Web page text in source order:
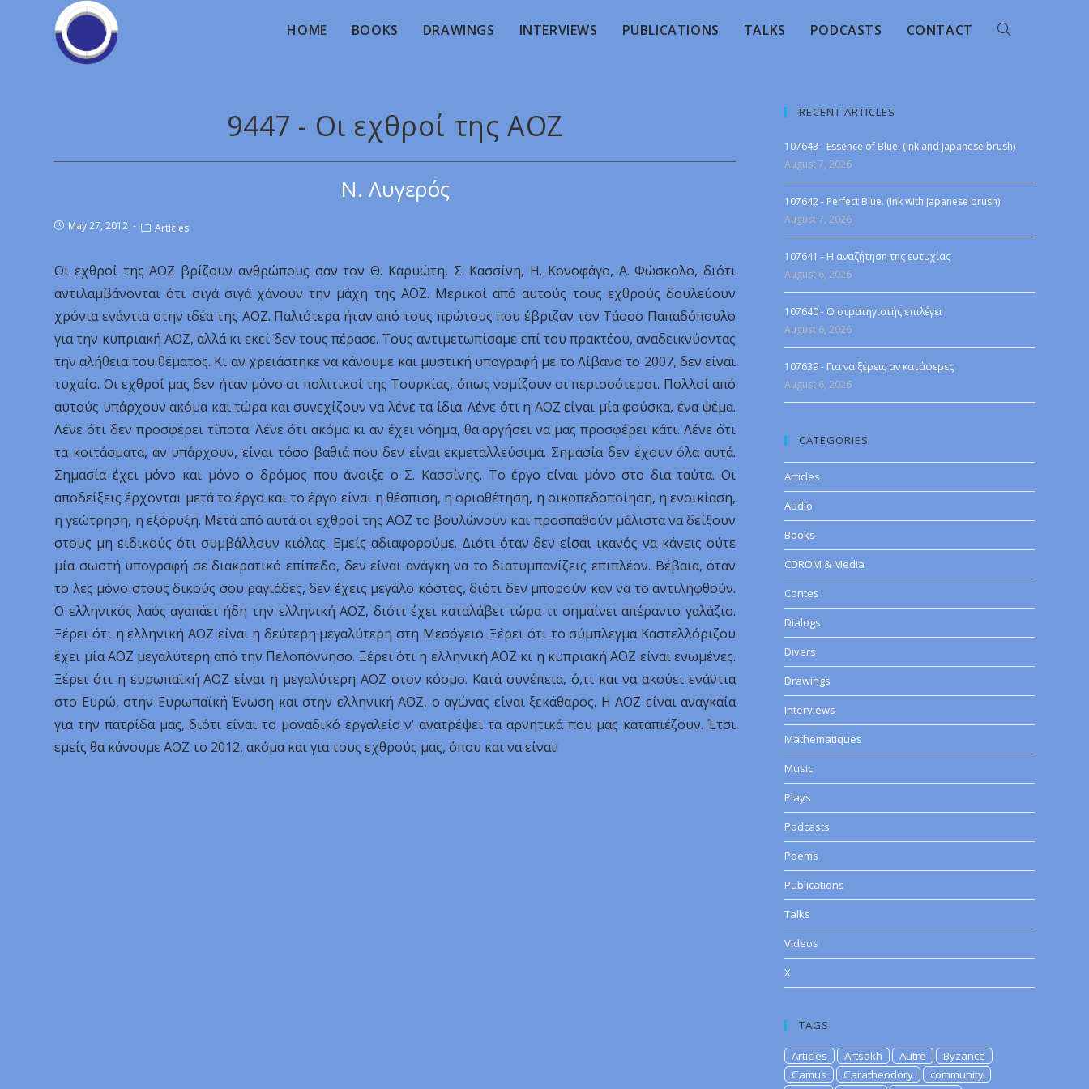
HOME BOOKS DRAWINGS INTERVIEWS PUBLICATIONS TALKS PODCASTS CONTACT
9447 - Οι εχθροί της ΑΟΖ
Ν. Λυγερός
May 27, 2012 Articles
Οι εχθροί της ΑΟΖ βρίζουν ανθρώπους σαν τον Θ. Καρυώτη, Σ. Κασσίνη, Η. Κονοφάγο, Α. Φώσκολο, διότι
αντιλαμβάνονται ότι σιγά σιγά χάνουν την μάχη της ΑΟΖ. Μερικοί από αυτούς τους εχθρούς δουλεύουν
χρόνια ενάντια στην ιδέα της ΑΟΖ. Παλιότερα ήταν από τους πρώτους που έβριζαν τον Τάσσο Παπαδόπουλο
για την κυπριακή ΑΟΖ, αλλά κι εκεί δεν τους πέρασε. Τους αντιμετωπίσαμε επί του πρακτέου, αναδεικνύοντας
την αλήθεια του θέματος. Κι αν χρειάστηκε να κάνουμε και μυστική υπογραφή με το Λίβανο το 2007, δεν είναι
τυχαίο. Οι εχθροί μας δεν ήταν μόνο οι πολιτικοί της Τουρκίας, όπως νομίζουν οι περισσότεροι. Πολλοί από
αυτούς υπάρχουν ακόμα και τώρα και συνεχίζουν να λένε τα ίδια. Λένε ότι η ΑΟΖ είναι μία φούσκα, ένα ψέμα.
Λένε ότι δεν προσφέρει τίποτα. Λένε ότι ακόμα κι αν έχει νόημα, θα αργήσει να μας προσφέρει κάτι. Λένε ότι
τα κοιτάσματα, αν υπάρχουν, είναι τόσο βαθιά που δεν είναι εκμεταλλεύσιμα. Σημασία δεν έχουν όλα αυτά.
Σημασία έχει μόνο και μόνο ο δρόμος που άνοιξε ο Σ. Κασσίνης. Το έργο είναι μόνο στο δια ταύτα. Οι
αποδείξεις έρχονται μετά το έργο και το έργο είναι η θέσπιση, η οριοθέτηση, η οικοπεδοποίηση, η ενοικίαση,
η γεώτρηση, η εξόρυξη. Μετά από αυτά οι εχθροί της ΑΟΖ το βουλώνουν και προσπαθούν μάλιστα να δείξουν
στους μη ειδικούς ότι συμβάλλουν κιόλας. Εμείς αδιαφορούμε. Διότι όταν δεν είσαι ικανός να κάνεις ούτε
μία σωστή υπογραφή σε διακρατικό επίπεδο, δεν είναι ανάγκη να το διατυμπανίζεις επιπλέον. Βέβαια, όταν
το λες μόνο στους δικούς σου ραγιάδες, δεν έχεις μεγάλο κόστος, διότι δεν μπορούν καν να το αντιληφθούν.
Ο ελληνικός λαός αγαπάει ήδη την ελληνική ΑΟΖ, διότι έχει καταλάβει τώρα τι σημαίνει απέραντο γαλάζιο.
Ξέρει ότι η ελληνική ΑΟΖ είναι η δεύτερη μεγαλύτερη στη Μεσόγειο. Ξέρει ότι το σύμπλεγμα Καστελλόριζου
έχει μία ΑΟΖ μεγαλύτερη από την Πελοπόννησο. Ξέρει ότι η ελληνική ΑΟΖ κι η κυπριακή ΑΟΖ είναι ενωμένες.
Ξέρει ότι η ευρωπαϊκή ΑΟΖ είναι η μεγαλύτερη ΑΟΖ στον κόσμο. Κατά συνέπεια, ό,τι και να ακούει ενάντια
στο Ευρώ, στην Ευρωπαϊκή Ένωση και στην ελληνική ΑΟΖ, ο αγώνας είναι ξεκάθαρος. Η ΑΟΖ είναι αναγκαία
για την πατρίδα μας, διότι είναι το μοναδικό εργαλείο ν’ ανατρέψει τα αρνητικά που μας καταπιέζουν. Έτσι
εμείς θα κάνουμε ΑΟΖ το 2012, ακόμα και για τους εχθρούς μας, όπου και να είναι!
RECENT ARTICLES
107643 - Essence of Blue. (Ink and Japanese brush)
August 7, 2026
107642 - Perfect Blue. (Ink with Japanese brush)
August 7, 2026
107641 - Η αναζήτηση της ευτυχίας
August 6, 2026
107640 - Ο στρατηγιστής επιλέγει
August 6, 2026
107639 - Για να ξέρεις αν κατάφερες
August 6, 2026
CATEGORIES
Articles
Audio
Books
CDROM & Media
Contes
Dialogs
Divers
Drawings
Interviews
Mathematiques
Music
Plays
Podcasts
Poems
Publications
Talks
Videos
X
TAGS
Articles Artsakh Autre
Byzance
Camus
Caratheodory
community